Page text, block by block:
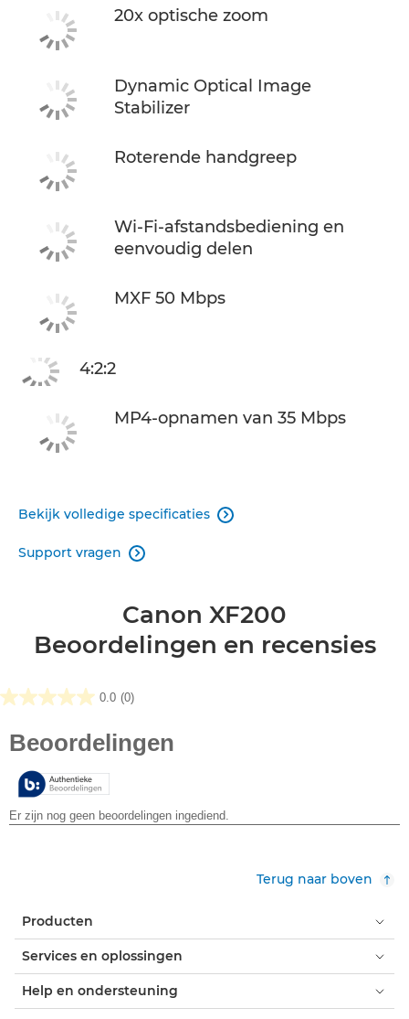
20x optische zoom
Dynamic Optical Image
Stabilizer
Roterende handgreep
Wi-Fi-afstandsbediening en
eenvoudig delen
MXF 50 Mbps
4:2:2
MP4-opnamen van 35 Mbps
Bekijk volledige specificaties 
Support vragen 
Canon XF200
Beoordelingen en recensies
0.0 (0)
0.0
de
sterren.
Terug naar boven
Producten
Services en oplossingen
Help en ondersteuning